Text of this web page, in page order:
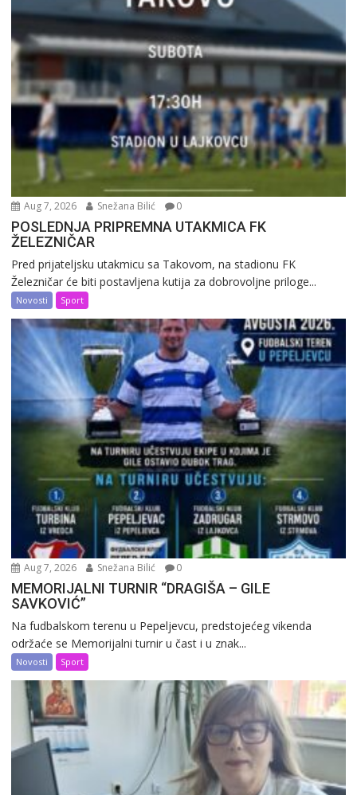
Aug 7, 2026 Snežana Bilić 0
POSLEDNJA PRIPREMNA UTAKMICA FK
ŽELEZNIČAR
Pred prijateljsku utakmicu sa Takovom, na stadionu FK
Železničar će biti postavljena kutija za dobrovoljne priloge...
Novosti Sport
Aug 7, 2026 Snežana Bilić 0
MEMORIJALNI TURNIR “DRAGIŠA – GILE
SAVKOVIĆ”
Na fudbalskom terenu u Pepeljevcu, predstojećeg vikenda
održaće se Memorijalni turnir u čast i u znak...
Novosti Sport